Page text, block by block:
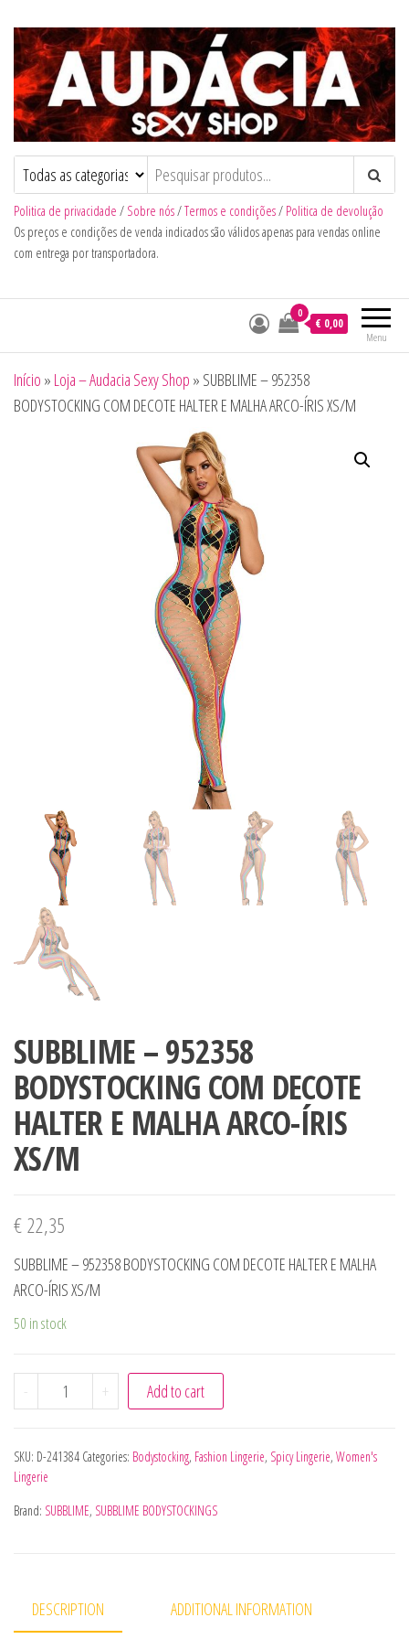
Audacia Sexy Shop
Politica de privacidade / Sobre nós/Termos e condições/ Politica de devolução
Os preços e condições de venda indicados são válidos apenas para vendas online
com entrega por transportadora.
Menu
0
€ 0,00
Início » Loja – Audacia Sexy Shop » SUBBLIME – 952358
BODYSTOCKING COM DECOTE HALTER E MALHA ARCO-ÍRIS XS/M
SUBBLIME – 952358
BODYSTOCKING COM DECOTE
HALTER E MALHA ARCO-ÍRIS
XS/M
€22,35
SUBBLIME – 952358 BODYSTOCKING COM DECOTE HALTER E MALHA
ARCO-ÍRIS XS/M
50 in stock
- SUBBLIME - 952358 BODYSTOCKING COM DECOTE
+ Add to cart
SKU: D-241384 Categories: Bodystocking, Fashion Lingerie, Spicy Lingerie, Women's
Lingerie
Brand: SUBBLIME, SUBBLIME BODYSTOCKINGS
DESCRIPTION ADDITIONAL INFORMATION